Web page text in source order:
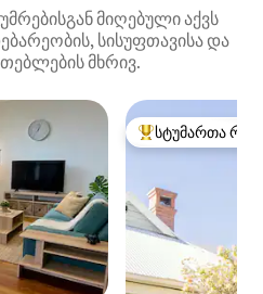
მიღებული აქვს
სისუფთავისა და
მხრივ.
ვარიანტი სტუმართა
სტუმართა